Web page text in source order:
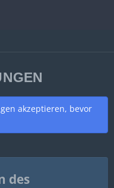
akzeptieren, bevor
des